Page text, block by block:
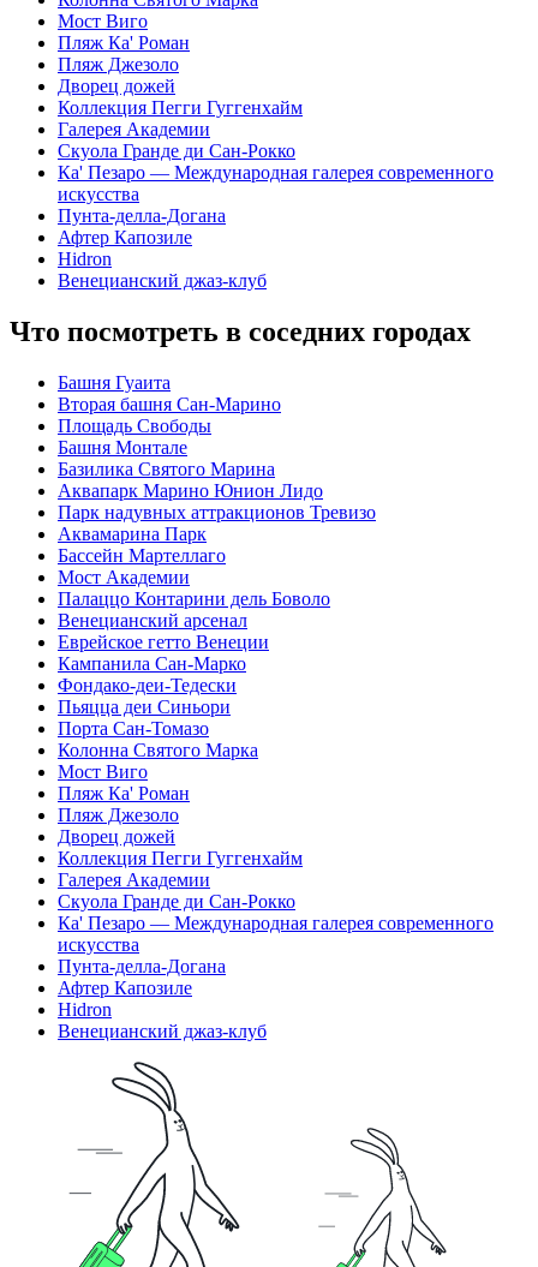
Мост Виго
Пляж Ка' Роман
Пляж Джезоло
Дворец дожей
Коллекция Пегги Гуггенхайм
Галерея Академии
Скуола Гранде ди Сан-Рокко
Ка' Пезаро — Международная галерея современного
искусства
Пунта-делла-Догана
Афтер Капозиле
Hidron
Венецианский джаз-клуб
Что посмотреть в соседних городах
Башня Гуаита
Вторая башня Сан-Марино
Площадь Свободы
Башня Монтале
Базилика Святого Марина
Аквапарк Марино Юнион Лидо
Парк надувных аттракционов Тревизо
Аквамарина Парк
Бассейн Мартеллаго
Мост Академии
Палаццо Контарини дель Боволо
Венецианский арсенал
Еврейское гетто Венеции
Кампанила Сан-Марко
Фондако-деи-Тедески
Пьяцца деи Синьори
Порта Сан-Томазо
Колонна Святого Марка
Мост Виго
Пляж Ка' Роман
Пляж Джезоло
Дворец дожей
Коллекция Пегги Гуггенхайм
Галерея Академии
Скуола Гранде ди Сан-Рокко
Ка' Пезаро — Международная галерея современного
искусства
Пунта-делла-Догана
Афтер Капозиле
Hidron
Венецианский джаз-клуб